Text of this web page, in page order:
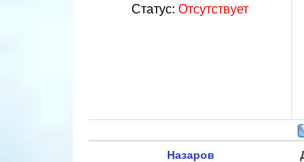
Статус: Отсутствует
Назаров